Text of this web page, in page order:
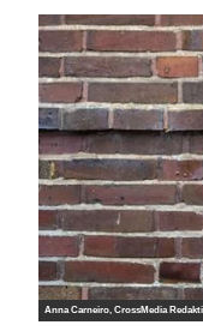
Anna Carneiro, CrossMedia